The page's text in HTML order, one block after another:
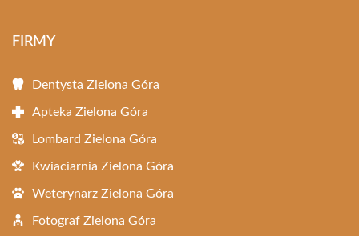
FIRMY
Dentysta Zielona Góra
Apteka Zielona Góra
Lombard Zielona Góra
Kwiaciarnia Zielona Góra
Weterynarz Zielona Góra
Fotograf Zielona Góra